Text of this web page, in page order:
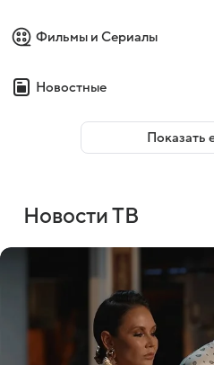
Фильмы и Сериалы
Новостные
Показать
Новости ТВ